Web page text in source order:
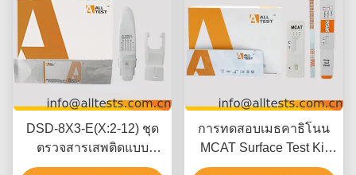
DSD-8X3-E(X:2-12) ชุด
ตรวจสารเสพติดแบบ
รวดเร็วจากน้ำลาย สำหรับ
การทดสอบเมธคาธิโนน
MCAT Surface Test Kit
ด้วยผลการทดสอบ 5 นาที